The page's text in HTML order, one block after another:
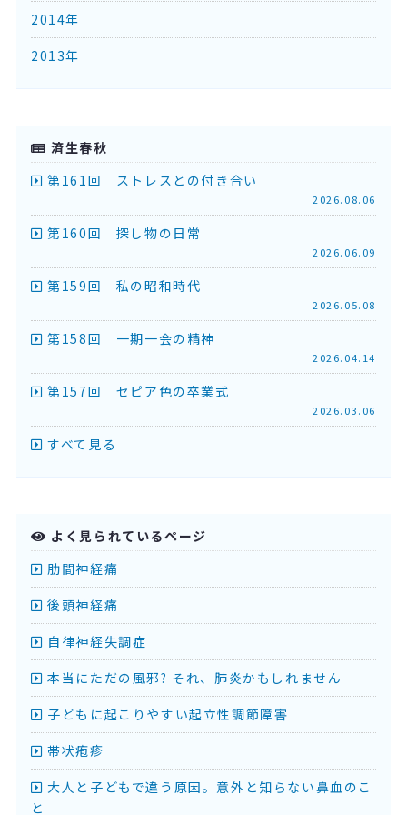
2014年
2013年
済生春秋
第161回 ストレスとの付き合い
2026.08.06
第160回 探し物の日常
2026.06.09
第159回 私の昭和時代
2026.05.08
第158回 一期一会の精神
2026.04.14
第157回 セピア色の卒業式
2026.03.06
すべて見る
よく見られているページ
肋間神経痛
後頭神経痛
自律神経失調症
本当にただの風邪? それ、肺炎かもしれません
子どもに起こりやすい起立性調節障害
帯状疱疹
大人と子どもで違う原因。意外と知らない鼻血のこ
と